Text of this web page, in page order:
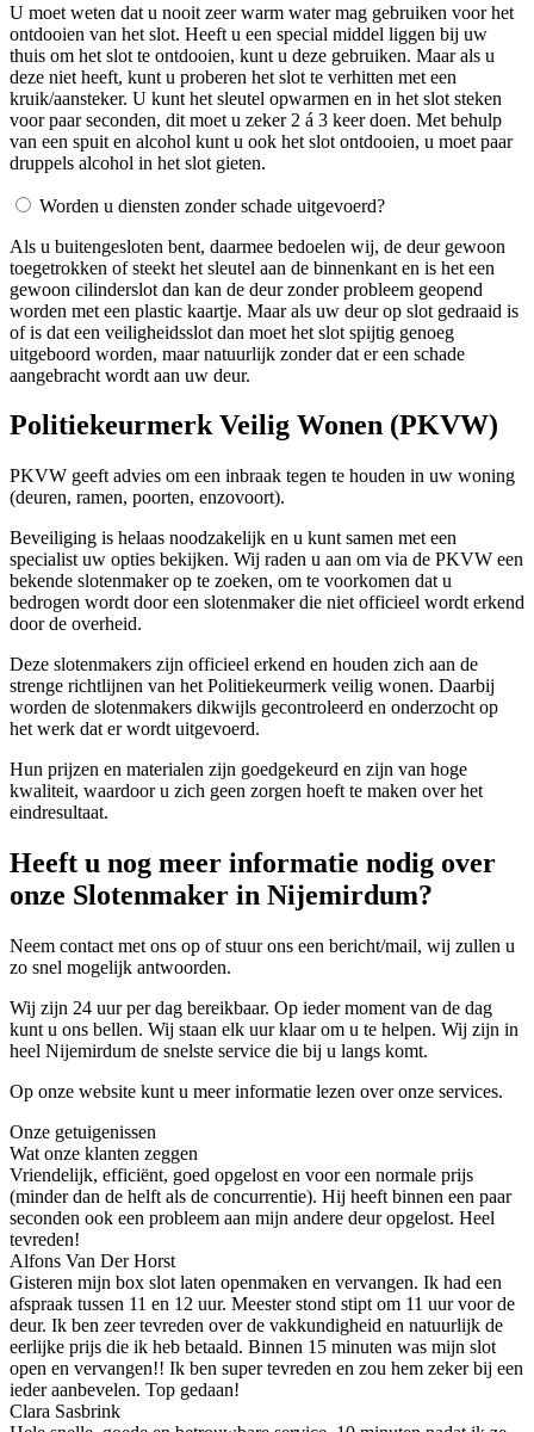
U moet weten dat u nooit zeer warm water mag gebruiken voor het
ontdooien van het slot. Heeft u een special middel liggen bij uw
thuis om het slot te ontdooien, kunt u deze gebruiken. Maar als u
deze niet heeft, kunt u proberen het slot te verhitten met een
kruik/aansteker. U kunt het sleutel opwarmen en in het slot steken
voor paar seconden, dit moet u zeker 2 á 3 keer doen. Met behulp
van een spuit en alcohol kunt u ook het slot ontdooien, u moet paar
druppels alcohol in het slot gieten.
Worden u diensten zonder schade uitgevoerd?
Als u buitengesloten bent, daarmee bedoelen wij, de deur gewoon
toegetrokken of steekt het sleutel aan de binnenkant en is het een
gewoon cilinderslot dan kan de deur zonder probleem geopend
worden met een plastic kaartje. Maar als uw deur op slot gedraaid is
of is dat een veiligheidsslot dan moet het slot spijtig genoeg
uitgeboord worden, maar natuurlijk zonder dat er een schade
aangebracht wordt aan uw deur.
Politiekeurmerk Veilig Wonen (PKVW)
PKVW geeft advies om een inbraak tegen te houden in uw woning
(deuren, ramen, poorten, enzovoort).
Beveiliging is helaas noodzakelijk en u kunt samen met een
specialist uw opties bekijken. Wij raden u aan om via de PKVW een
bekende slotenmaker op te zoeken, om te voorkomen dat u
bedrogen wordt door een slotenmaker die niet officieel wordt erkend
door de overheid.
Deze slotenmakers zijn officieel erkend en houden zich aan de
strenge richtlijnen van het Politiekeurmerk veilig wonen. Daarbij
worden de slotenmakers dikwijls gecontroleerd en onderzocht op
het werk dat er wordt uitgevoerd.
Hun prijzen en materialen zijn goedgekeurd en zijn van hoge
kwaliteit, waardoor u zich geen zorgen hoeft te maken over het
eindresultaat.
Heeft u nog meer informatie nodig over
onze Slotenmaker in Nijemirdum?
Neem contact met ons op of stuur ons een bericht/mail, wij zullen u
zo snel mogelijk antwoorden.
Wij zijn 24 uur per dag bereikbaar. Op ieder moment van de dag
kunt u ons bellen. Wij staan elk uur klaar om u te helpen. Wij zijn in
heel Nijemirdum de snelste service die bij u langs komt.
Op onze website kunt u meer informatie lezen over onze services.
Onze getuigenissen
Wat onze klanten zeggen
Vriendelijk, efficiënt, goed opgelost en voor een normale prijs
(minder dan de helft als de concurrentie). Hij heeft binnen een paar
seconden ook een probleem aan mijn andere deur opgelost. Heel
tevreden!
Alfons Van Der Horst
Gisteren mijn box slot laten openmaken en vervangen. Ik had een
afspraak tussen 11 en 12 uur. Meester stond stipt om 11 uur voor de
deur. Ik ben zeer tevreden over de vakkundigheid en natuurlijk de
eerlijke prijs die ik heb betaald. Binnen 15 minuten was mijn slot
open en vervangen!! Ik ben super tevreden en zou hem zeker bij een
ieder aanbevelen. Top gedaan!
Clara Sasbrink